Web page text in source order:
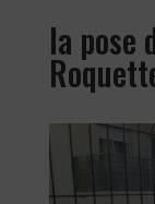
la pose